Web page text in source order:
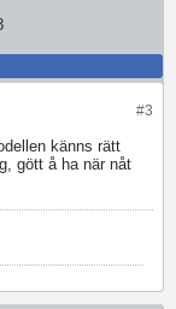
#3
känns rätt
gött å ha när nåt